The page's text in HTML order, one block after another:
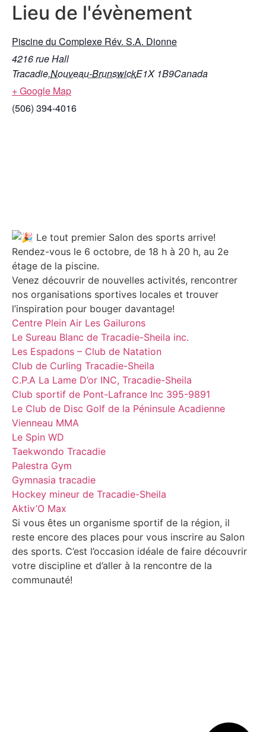
Lieu de l'évènement
Piscine du Complexe Rév. S.A. Dionne
4216 rue Hall
Tracadie,Nouveau-BrunswickE1X 1B9Canada
+ Google Map
(506) 394-4016
Le tout premier Salon des sports arrive!
Rendez-vous le 6 octobre, de 18 h à 20 h, au 2e
étage de la piscine.
Venez découvrir de nouvelles activités, rencontrer
nos organisations sportives locales et trouver
l’inspiration pour bouger davantage!
Centre Plein Air Les Gailurons
Le Sureau Blanc de Tracadie-Sheila inc.
Les Espadons – Club de Natation
Club de Curling Tracadie-Sheila
C.P.A La Lame D’or INC, Tracadie-Sheila
Club sportif de Pont-Lafrance Inc 395-9891
Le Club de Disc Golf de la Péninsule Acadienne
Vienneau MMA
Le Spin WD
Taekwondo Tracadie
Palestra Gym
Gymnasia tracadie
Hockey mineur de Tracadie-Sheila
Aktiv’O Max
Si vous êtes un organisme sportif de la région, il
reste encore des places pour vous inscrire au Salon
des sports. C’est l’occasion idéale de faire découvrir
votre discipline et d’aller à la rencontre de la
communauté!